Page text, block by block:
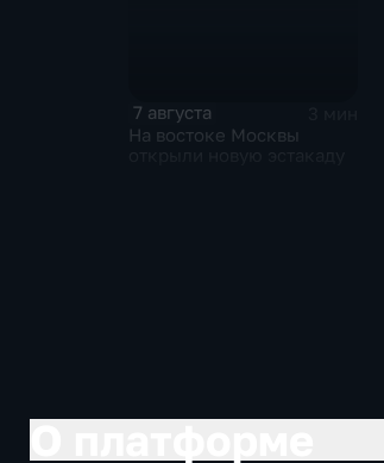
7 августа
На востоке Москвы